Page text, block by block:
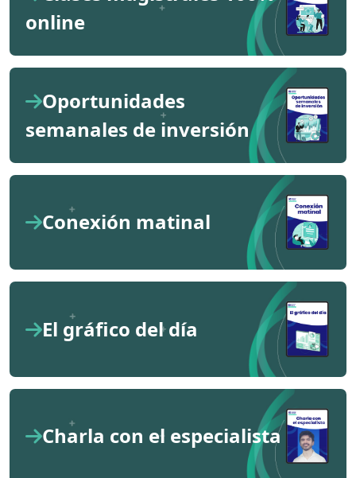
online
Oportunidades
semanales de inversión
Conexión matinal
El gráfico del día
Charla con el especialista